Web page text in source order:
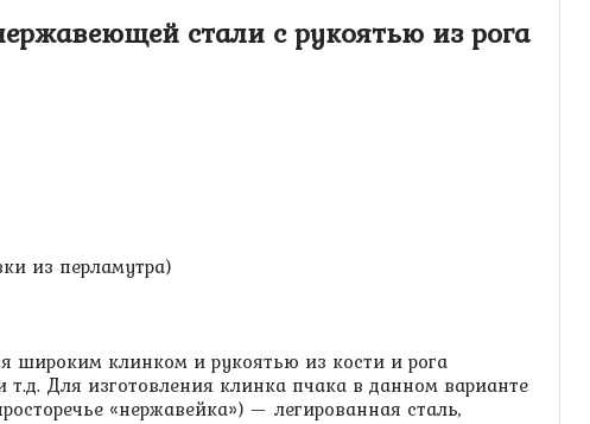
стали с рукоятью из рога
из перламутра)
широким клинком и рукоятью из кости и рога
т.д. Для изготовления клинка пчака в данном варианте
«нержавейка») — легированная сталь,